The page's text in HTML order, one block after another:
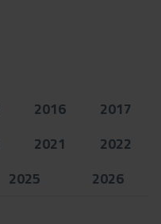
2016
2017
2021
2022
2025 2026